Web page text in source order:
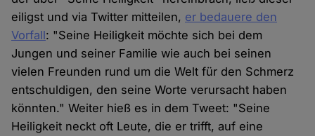
eiligst und via Twitter mitteilen, er bedauere den
Vorfall: "Seine Heiligkeit möchte sich bei dem
Jungen und seiner Familie wie auch bei seinen
vielen Freunden rund um die Welt für den Schmerz
entschuldigen, den seine Worte verursacht haben
könnten." Weiter hieß es in dem Tweet: "Seine
Heiligkeit neckt oft Leute, die er trifft, auf eine